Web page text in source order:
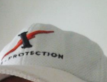
輔導、社會
名參加。